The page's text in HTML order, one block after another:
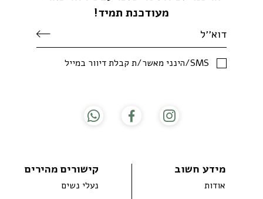
מידע חשוב
אודות
קישורים מהירים
נעלי נשים
מעודכנת תמיד!
SMS/הינני מאשר/ת קבלת דיוור במייל